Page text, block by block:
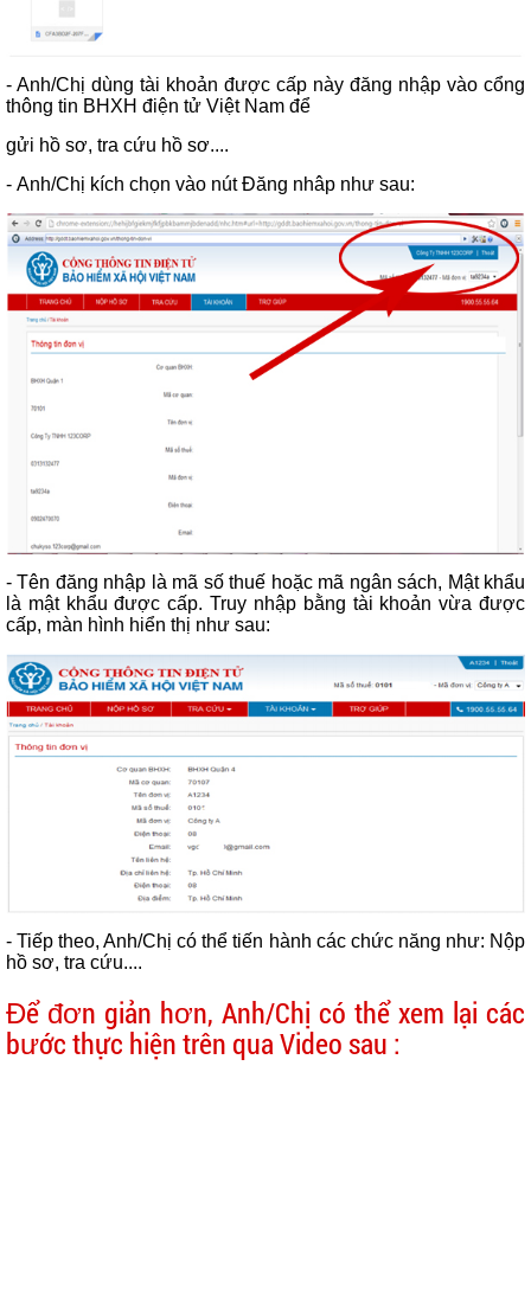
- Anh/Chị dùng tài khoản được cấp này đăng nhập vào cổng
thông tin BHXH điện tử Việt Nam để
gửi hồ sơ, tra cứu hồ sơ....
- Anh/Chị kích chọn vào nút Đăng nhâp như sau:
- Tên đăng nhập là mã số thuế hoặc mã ngân sách, Mật khẩu
là mật khẩu được cấp. Truy nhập bằng tài khoản vừa được
cấp, màn hình hiển thị như sau:
- Tiếp theo, Anh/Chị có thể tiến hành các chức năng như: Nộp
hồ sơ, tra cứu....
Để đơn giản hơn, Anh/Chị có thể xem lại các
bước thực hiện trên qua Video sau :